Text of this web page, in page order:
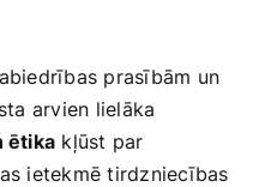
prasībām un
arvien lielāka
ētika kļūst par
ietekmē tirdzniecības